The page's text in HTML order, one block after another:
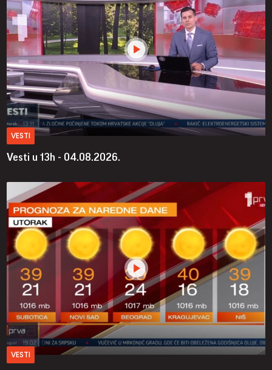
VESTI
Vesti u 13h - 04.08.2026.
VESTI